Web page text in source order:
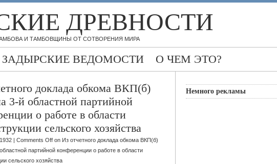
ДРЕВНОСТИ
И ТАМБОВЩИНЫ ОТ СОТВОРЕНИЯ МИРА
ЗАДЫРСКИЕ ВЕДОМОСТИ О ЧЕМ ЭТО?
доклада обкома ВКП(б)
3-й областной партийной
о работе в области
сельского хозяйства
| Comments Off on Из отчетного доклада обкома ВКП(б)
партийной конференции о работе в области
сельского хозяйства
Немного рекламы